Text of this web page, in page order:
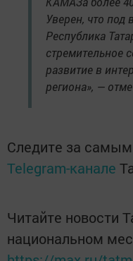
Уверен, что
Республика
стремительное
развитие в
региона», —
Следите за
Telegram-канале
Читайте новости
национальном